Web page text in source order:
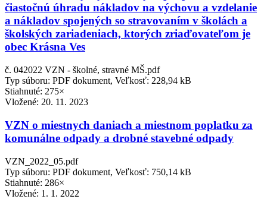
čiastočnú úhradu nákladov na výchovu a vzdelanie
a nákladov spojených so stravovaním v školách a
školských zariadeniach, ktorých zriaďovateľom je
obec Krásna Ves
č. 042022 VZN - školné, stravné MŠ.pdf
Typ súboru: PDF dokument, Veľkosť: 228,94 kB
Stiahnuté: 275×
Vložené: 20. 11. 2023
VZN o miestnych daniach a miestnom poplatku za
komunálne odpady a drobné stavebné odpady
VZN_2022_05.pdf
Typ súboru: PDF dokument, Veľkosť: 750,14 kB
Stiahnuté: 286×
Vložené: 1. 1. 2022